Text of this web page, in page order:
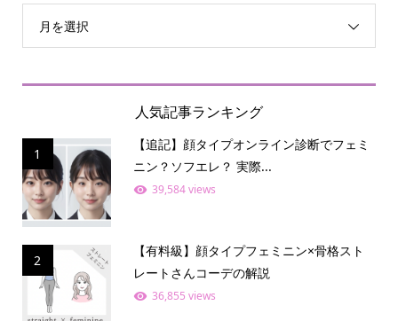
月を選択
人気記事ランキング
1
【追記】顔タイプオンライン診断でフェミ
ニン？ソフエレ？ 実際...
39,584 views
2
【有料級】顔タイプフェミニン×骨格スト
レートさんコーデの解説
36,855 views